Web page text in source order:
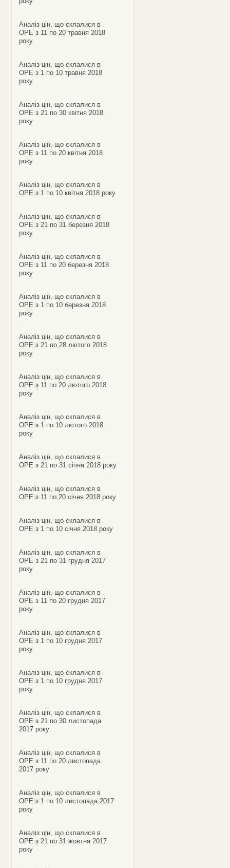
Аналіз цін, що склалися в
ОРЕ з 11 по 20 травня 2018
року
Аналіз цін, що склалися в
ОРЕ з 1 по 10 травня 2018
року
Аналіз цін, що склалися в
ОРЕ з 21 по 30 квітня 2018
року
Аналіз цін, що склалися в
ОРЕ з 11 по 20 квітня 2018
року
Аналіз цін, що склалися в
ОРЕ з 1 по 10 квітня 2018 року
Аналіз цін, що склалися в
ОРЕ з 21 по 31 березня 2018
року
Аналіз цін, що склалися в
ОРЕ з 11 по 20 березня 2018
року
Аналіз цін, що склалися в
ОРЕ з 1 по 10 березня 2018
року
Аналіз цін, що склалися в
ОРЕ з 21 по 28 лютого 2018
року
Аналіз цін, що склалися в
ОРЕ з 11 по 20 лютого 2018
року
Аналіз цін, що склалися в
ОРЕ з 1 по 10 лютого 2018
року
Аналіз цін, що склалися в
ОРЕ з 21 по 31 січня 2018 року
Аналіз цін, що склалися в
ОРЕ з 11 по 20 січня 2018 року
Аналіз цін, що склалися в
ОРЕ з 1 по 10 січня 2018 року
Аналіз цін, що склалися в
ОРЕ з 21 по 31 грудня 2017
року
Аналіз цін, що склалися в
ОРЕ з 11 по 20 грудня 2017
року
Аналіз цін, що склалися в
ОРЕ з 1 по 10 грудня 2017
року
Аналіз цін, що склалися в
ОРЕ з 1 по 10 грудня 2017
року
Аналіз цін, що склалися в
ОРЕ з 21 по 30 листопада
2017 року
Аналіз цін, що склалися в
ОРЕ з 11 по 20 листопада
2017 року
Аналіз цін, що склалися в
ОРЕ з 1 по 10 листопада 2017
року
Аналіз цін, що склалися в
ОРЕ з 21 по 31 жовтня 2017
року